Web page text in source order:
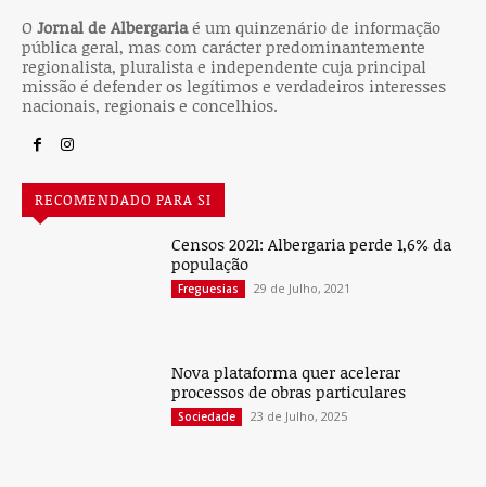
O Jornal de Albergariaé um quinzenário de informação
pública geral, mas com carácter predominantemente
regionalista, pluralista e independente cuja principal
missão é defender os legítimos e verdadeiros interesses
nacionais, regionais e concelhios.
RECOMENDADO PARA SI
Censos 2021: Albergaria perde 1,6% da
população
Freguesias 29 de Julho, 2021
Nova plataforma quer acelerar
processos de obras particulares
Sociedade 23 de Julho, 2025